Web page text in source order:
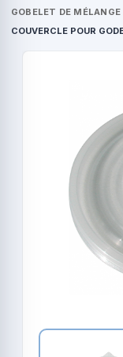
GOBELET DE MÉLANGE
COUVERCLE POUR